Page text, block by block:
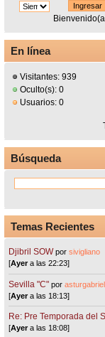
En línea
Visitantes: 939
Oculto(s): 0
Usuarios: 0
Búsqueda
Temas Recientes
Djibril SOW porsivigliano
[Ayera las 22:23]
Sevilla "C"porasturgabriel
[Ayera las 18:13]
Re: Pre Temporada del
[Ayera las 18:08]